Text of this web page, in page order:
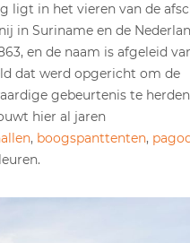
ligt in het vieren van de
in Suriname en de
en de naam is afgeleid
dat werd opgericht om de
gebeurtenis te
hier al jaren
, boogspanttenten,